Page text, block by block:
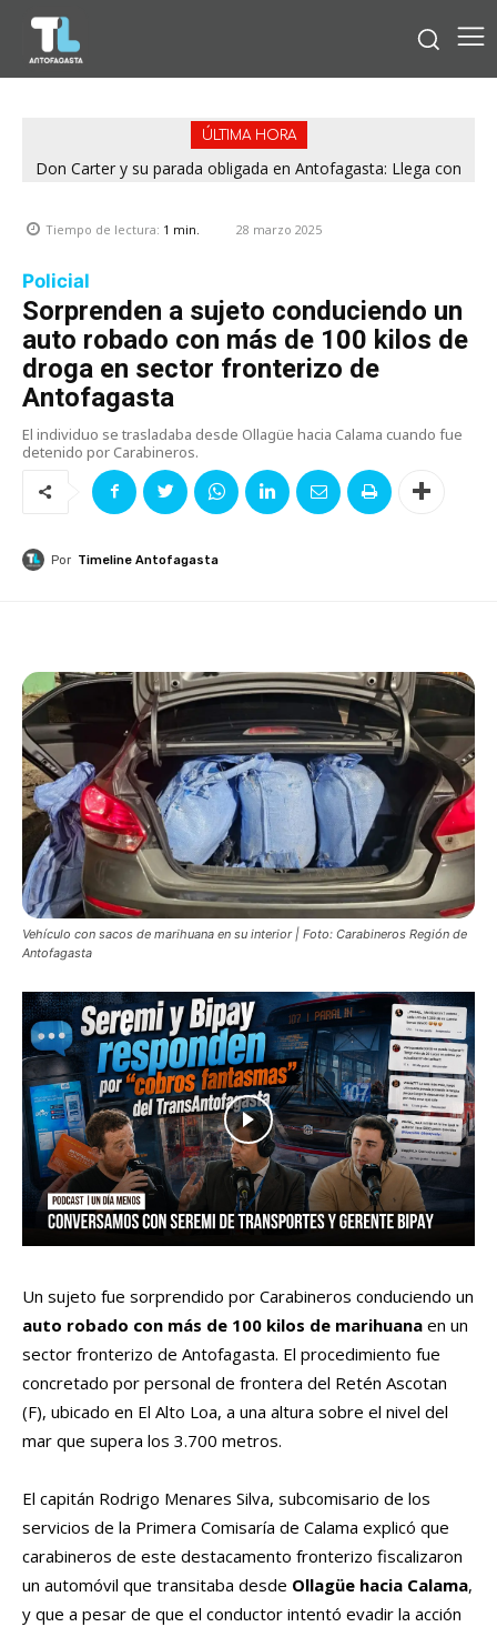
ÚLTIMA HORA
Don Carter y su parada obligada en Antofagasta: Llega con
Tiempo de lectura: 1 min. 28 marzo 2025
Policial
Sorprenden a sujeto conduciendo un
auto robado con más de 100 kilos de
droga en sector fronterizo de
Antofagasta
El individuo se trasladaba desde Ollagüe hacia Calama cuando fue
detenido por Carabineros.
Por Timeline Antofagasta
Vehículo con sacos de marihuana en su interior | Foto: Carabineros Región de
Antofagasta
Un sujeto fue sorprendido por Carabineros conduciendo un
auto robado con más de 100 kilos de marihuana en un
sector fronterizo de Antofagasta. El procedimiento fue
concretado por personal de frontera del Retén Ascotan
(F), ubicado en El Alto Loa, a una altura sobre el nivel del
mar que supera los 3.700 metros.
El capitán Rodrigo Menares Silva, subcomisario de los
servicios de la Primera Comisaría de Calama explicó que
carabineros de este destacamento fronterizo fiscalizaron
un automóvil que transitaba desde Ollagüe hacia Calama,
y que a pesar de que el conductor intentó evadir la acción